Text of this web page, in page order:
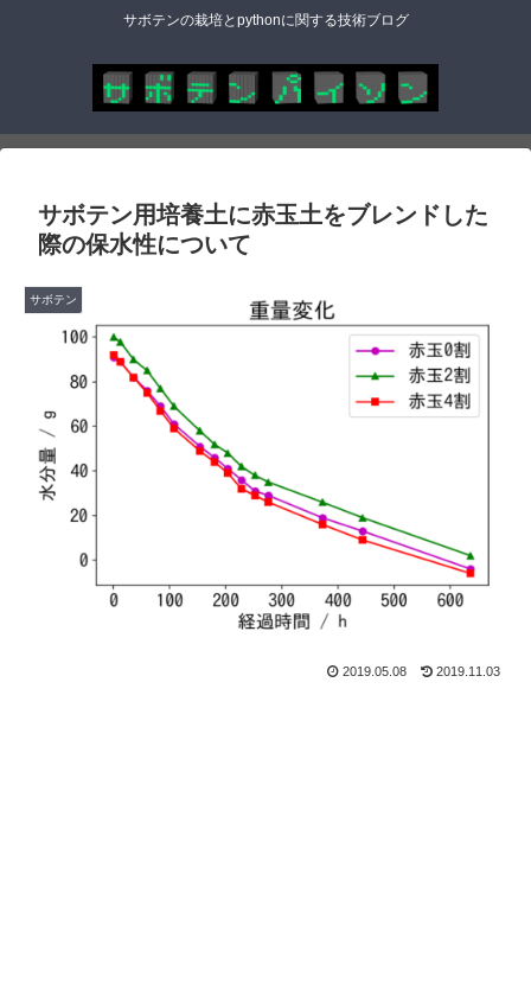
サボテンの栽培とpythonに関する技術ブログ
サボテン用培養土に赤玉土をブレンドした
際の保水性について
サボテン
2019.05.08 2019.11.03